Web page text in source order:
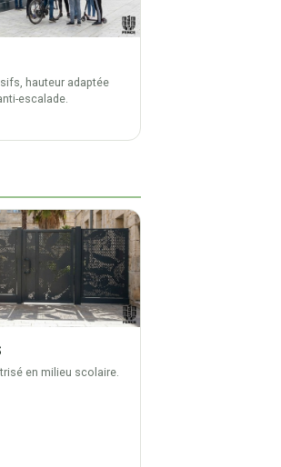
hauteur adaptée
escalade.
en milieu scolaire.